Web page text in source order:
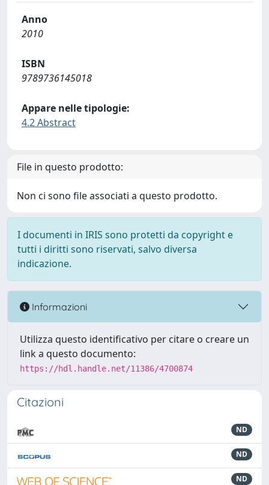
Anno
2010
ISBN
9789736145018
Appare nelle tipologie:
4.2 Abstract
File in questo prodotto:
Non ci sono file associati a questo prodotto.
I documenti in IRIS sono protetti da copyright e
tutti i diritti sono riservati, salvo diversa
indicazione.
Informazioni
Utilizza questo identificativo per citare o creare un
link a questo documento:
https://hdl.handle.net/11386/4700874
Citazioni
ND
ND
ND